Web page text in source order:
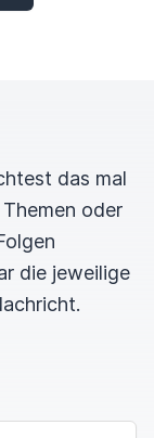
das mal
oder
die jeweilige